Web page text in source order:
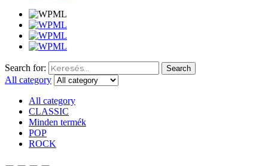
Search for: Search
All category
All category
CLASSIC
Minden termék
POP
ROCK